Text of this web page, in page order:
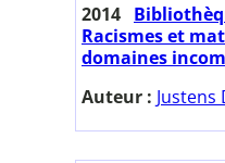
2014
Racismes et
domaines
Auteur : Justens